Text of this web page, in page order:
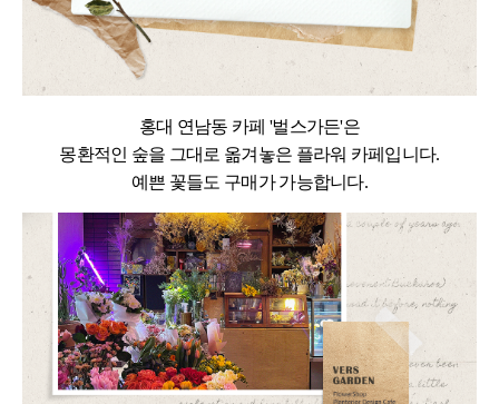
홍대 연남동 카페 '벌스가든'은
몽환적인 숲을 그대로 옮겨놓은 플라워 카페입니다.
예쁜 꽃들도 구매가 가능합니다.